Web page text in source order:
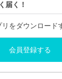
届く！
リをダウンロード
会員登録する